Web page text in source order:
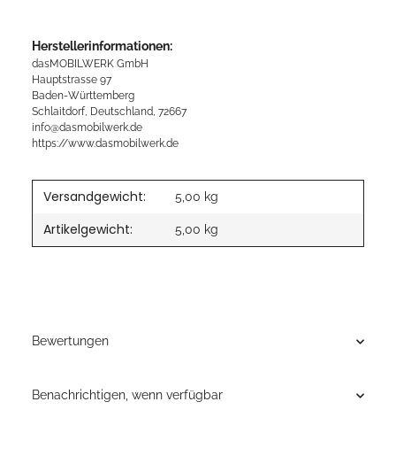
Herstellerinformationen:
dasMOBILWERK GmbH
Hauptstrasse 97
Baden-Württemberg
Schlaitdorf, Deutschland, 72667
info@dasmobilwerk.de
https://www.dasmobilwerk.de
Versandgewicht: 5,00 kg
Artikelgewicht: 5,00 kg
Bewertungen
Benachrichtigen, wenn verfügbar